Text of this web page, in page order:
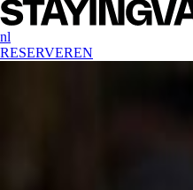
nl
RESERVEREN